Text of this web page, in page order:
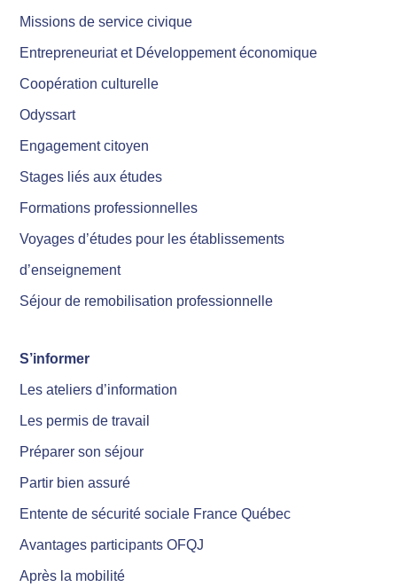
Missions de service civique
Entrepreneuriat et Développement économique
Coopération culturelle
Odyssart
Engagement citoyen
Stages liés aux études
Formations professionnelles
Voyages d’études pour les établissements
d’enseignement
Séjour de remobilisation professionnelle
S’informer
Les ateliers d’information
Les permis de travail
Préparer son séjour
Partir bien assuré
Entente de sécurité sociale France Québec
Avantages participants OFQJ
Après la mobilité